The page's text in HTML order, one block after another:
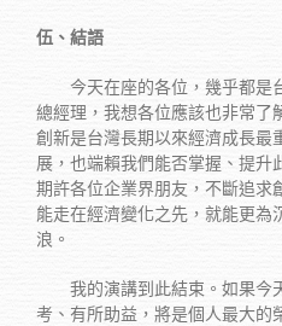
伍、結語
今天在座的各位，幾乎都是
總經理，我想各位應該也非常了
創新是台灣長期以來經濟成長最
展，也端賴我們能否掌握、提升
期許各位企業界朋友，不斷追求
能走在經濟變化之先，就能更為
浪。
我的演講到此結束。如果今
考、有所助益，將是個人最大的